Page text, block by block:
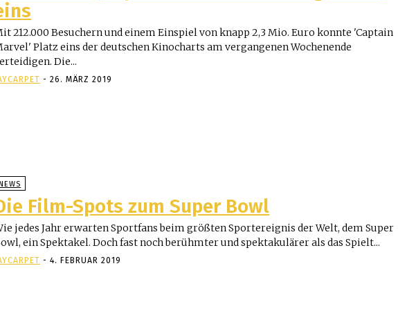
212.000 Besuchern und einem Einspiel von knapp 2,3 Mio. Euro konnte 'Captain
Platz eins der deutschen Kinocharts am vergangenen Wochenende
Die...
- 26. MÄRZ 2019
NEWS
Film-Spots zum Super Bowl
jedes Jahr erwarten Sportfans beim größten Sportereignis der Welt, dem Super
ein Spektakel. Doch fast noch berühmter und spektakulärer als das Spielt...
- 4. FEBRUAR 2019